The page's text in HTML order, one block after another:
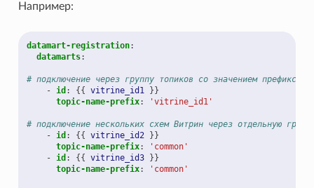
Например:
datamart-registration:
datamarts:
# подключение через группу топиков со значением префикса
- id : {{ vitrine_id1
}}
topic-name-prefix: 'vitrine_id1'
# подключение нескольких схем Витрин через отдельную
- id : {{ vitrine_id2
}}
topic-name-prefix:
'common'
- id : {{ vitrine_id3
}}
topic-name-prefix: 'common'